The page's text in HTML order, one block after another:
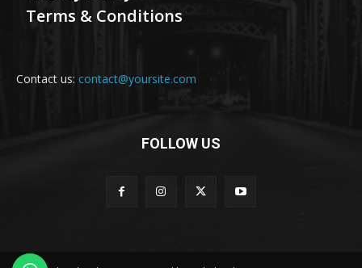
Terms & Conditions
Contact us: contact@yoursite.com
FOLLOW US